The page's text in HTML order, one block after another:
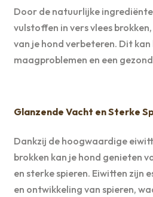
Door de natuurlijke
vulstoffen in vers vlees
van je hond verbeteren. Dit
maagproblemen en een
Glanzende Vacht en Sterke
Dankzij de hoogwaardige
brokken kan je hond genieten
en sterke spieren. Eiwitten zijn
en ontwikkeling van spieren,